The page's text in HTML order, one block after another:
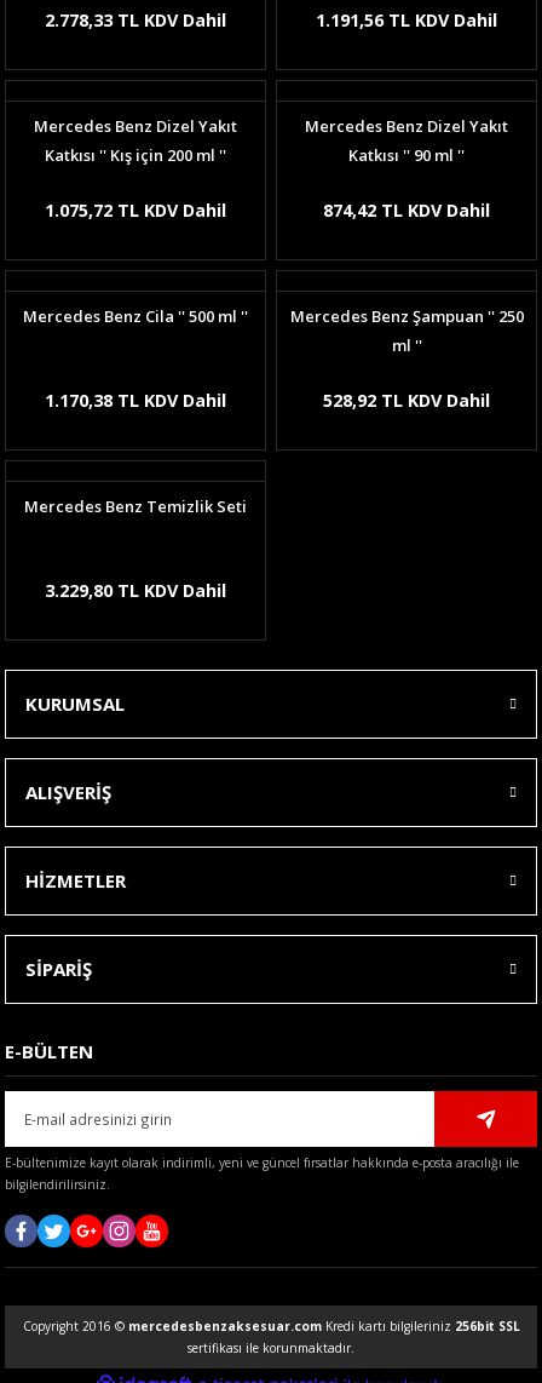
2.778,33 TL KDV Dahil 1.191,56 TL KDV Dahil
Mercedes Benz Dizel Yakıt
Katkısı '' Kış için 200 ml ''
1.075,72 TL KDV Dahil
Mercedes Benz Dizel Yakıt
Katkısı '' 90 ml ''
874,42 TL KDV Dahil
Mercedes Benz Cila '' 500 ml ''
1.170,38 TL KDV Dahil
Mercedes Benz Şampuan '' 250
ml ''
528,92 TL KDV Dahil
Mercedes Benz Temizlik Seti
3.229,80 TL KDV Dahil
KURUMSAL
ALIŞVERİŞ
HİZMETLER
SİPARİŞ
E-BÜLTEN
E-bültenimize kayıt olarak indirimli, yeni ve güncel fırsatlar hakkında e-posta aracılığı ile
bilgilendirilirsiniz.
Copyright 2016 © mercedesbenzaksesuar.comKredi kartı bilgileriniz 256bit SSL
sertifikası ile korunmaktadır.